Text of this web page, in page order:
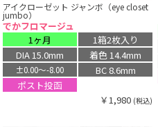
アイクローゼット ジャンボ（eye closet
jumbo）
でかフロマージュ
1ヶ月
1箱2枚入り
DIA 15.0mm
着色 14.4mm
±0.00〜-8.00
BC 8.6mm
ポスト投函
￥1,980 (税込)